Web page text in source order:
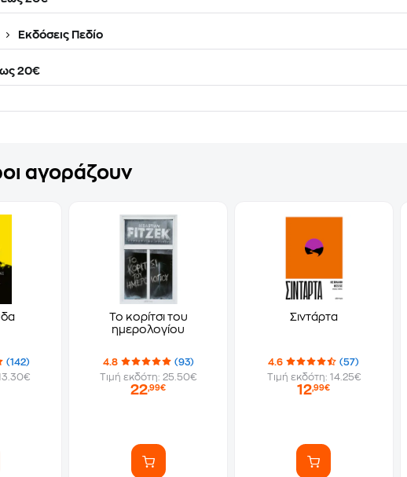
Εκδόσεις Πεδίο
20€
αγοράζουν
(142)
Το κορίτσι του
ημερολογίου
4.8
(93)
Τιμή εκδότη: 25.50€
22,99€
Σιντάρτα
4.6
(57)
Τιμή εκδότη: 14.25€
12,99€